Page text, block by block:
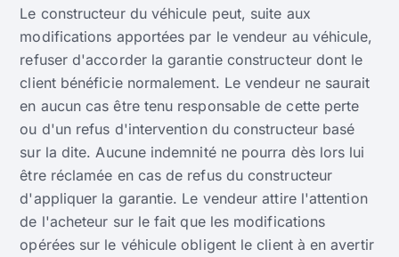
Le constructeur du véhicule peut, suite aux
modifications apportées par le vendeur au véhicule,
refuser d'accorder la garantie constructeur dont le
client bénéficie normalement. Le vendeur ne saurait
en aucun cas être tenu responsable de cette perte
ou d'un refus d'intervention du constructeur basé
sur la dite. Aucune indemnité ne pourra dès lors lui
être réclamée en cas de refus du constructeur
d'appliquer la garantie. Le vendeur attire l'attention
de l'acheteur sur le fait que les modifications
opérées sur le véhicule obligent le client à en avertir